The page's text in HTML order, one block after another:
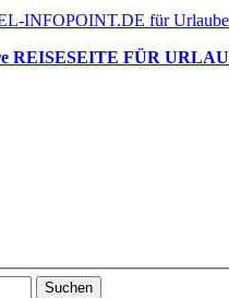
REISESEITE FÜR